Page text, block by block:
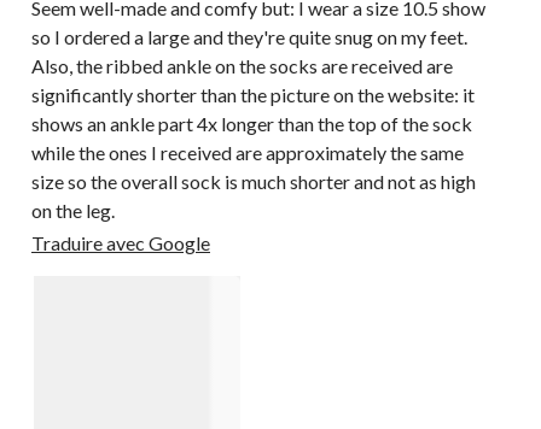
Seem well-made and comfy but: I wear a size 10.5 show
so I ordered a large and they're quite snug on my feet.
Also, the ribbed ankle on the socks are received are
significantly shorter than the picture on the website: it
shows an ankle part 4x longer than the top of the sock
while the ones I received are approximately the same
size so the overall sock is much shorter and not as high
on the leg.
Traduire avec Google